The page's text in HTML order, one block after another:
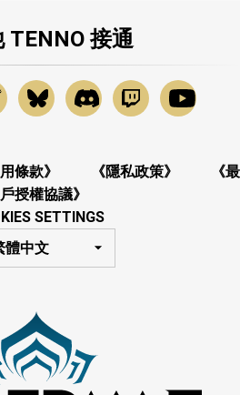
TENNO 接通
條款》 《隱私政策》
《最
授權協議》
SETTINGS
體中文